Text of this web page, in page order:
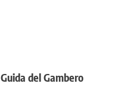
del Gambero